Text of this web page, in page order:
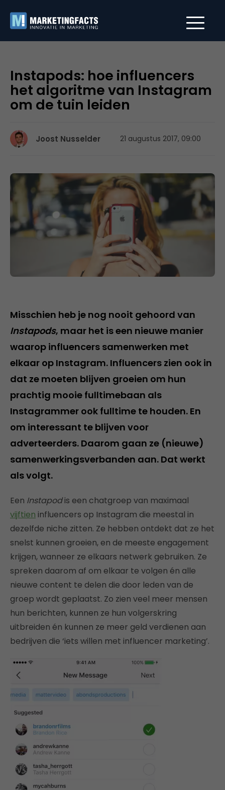
Instapods: hoe influencers
het algoritme van Instagram
om de tuin leiden
Joost Nusselder 21 augustus 2017, 09:00
Misschien heb je nog nooit gehoord van
Instapods, maar het is een nieuwe manier
waarop influencers samenwerken met
elkaar op Instagram. Influencers zien ook in
dat ze moeten blijven groeien om hun
prachtig mooie fulltimebaan als
Instagrammer ook fulltime te houden. En
om interessant te blijven voor
adverteerders. Daarom gaan ze (nieuwe)
samenwerkingsverbanden aan. Dat werkt
als volgt.
Een Instapodis een chatgroep van maximaal
vijftien influencers op Instagram die meestal in
dezelfde niche zitten. Ze hebben ontdekt dat ze het
snelst kunnen groeien, en de meeste engagement
krijgen, wanneer ze elkaars netwerk gebruiken. Ze
spreken daarom af om elkaar te volgen én alle
nieuwe content te delen die door leden van de
groep wordt geplaatst. Zo zien veel meer mensen
hun berichten, kunnen ze hun volgerskring
uitbreiden én kunnen ze meer geld verdienen aan
bedrijven die ‘iets willen met influencer marketing’.